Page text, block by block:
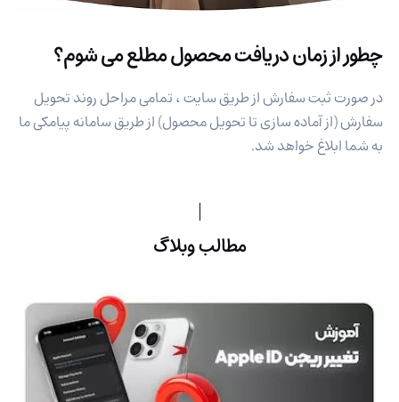
چطور از زمان دریافت محصول مطلع می شوم؟
در صورت ثبت سفارش از طریق سایت ، تمامی مراحل روند تحویل
سفارش (از آماده سازی تا تحویل محصول) از طریق سامانه پیامکی ما
به شما ابلاغ خواهد شد.
مطالب وبلاگ